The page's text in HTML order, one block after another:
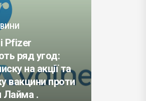
БІЗНЕС НОВИНИ
Meta розповіла про
намір впровадити
технологію блокчейна в
свої продукти .